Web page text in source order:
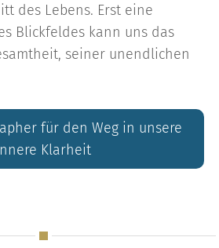
des Lebens. Erst eine
Blickfeldes kann uns das
seiner unendlichen
für den Weg in unsere
Klarheit